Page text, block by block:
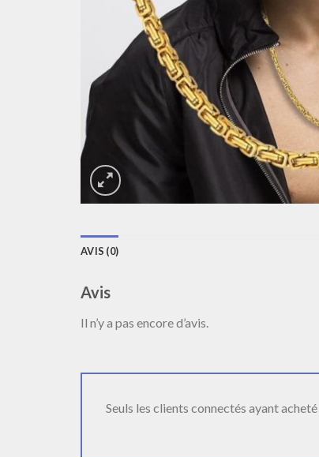
AVIS (0)
Avis
Il n’y a pas encore d’avis.
Seuls les clients connectés ayant